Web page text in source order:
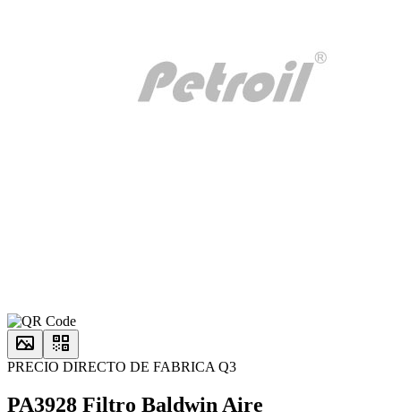
PRECIO DIRECTO DE FABRICA Q3
PA3928 Filtro Baldwin Aire